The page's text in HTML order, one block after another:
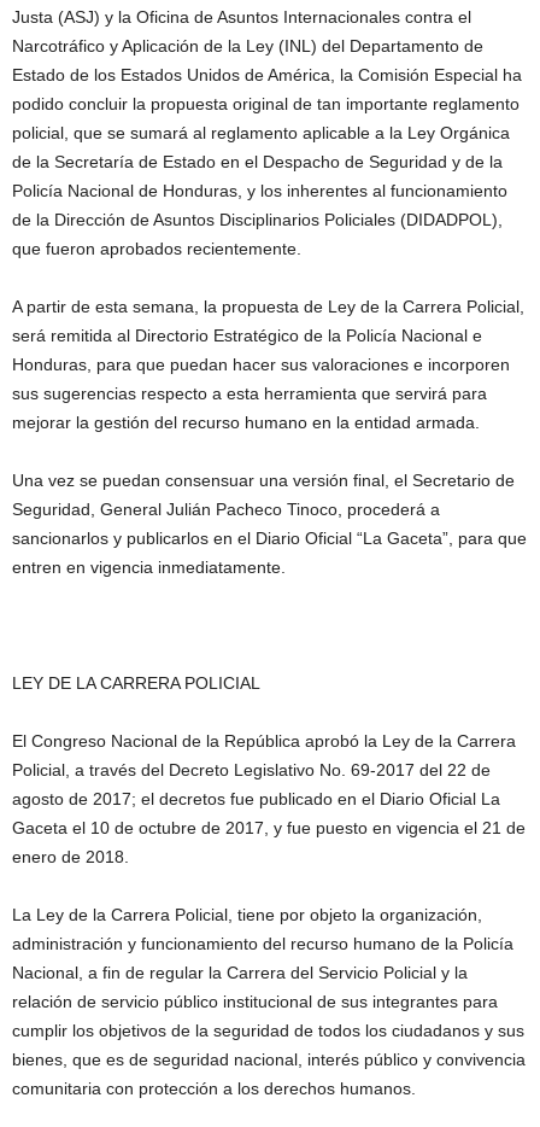
Justa (ASJ) y la Oficina de Asuntos Internacionales contra el
Narcotráfico y Aplicación de la Ley (INL) del Departamento de
Estado de los Estados Unidos de América, la Comisión Especial ha
podido concluir la propuesta original de tan importante reglamento
policial, que se sumará al reglamento aplicable a la Ley Orgánica
de la Secretaría de Estado en el Despacho de Seguridad y de la
Policía Nacional de Honduras, y los inherentes al funcionamiento
de la Dirección de Asuntos Disciplinarios Policiales (DIDADPOL),
que fueron aprobados recientemente.
A partir de esta semana, la propuesta de Ley de la Carrera Policial,
será remitida al Directorio Estratégico de la Policía Nacional e
Honduras, para que puedan hacer sus valoraciones e incorporen
sus sugerencias respecto a esta herramienta que servirá para
mejorar la gestión del recurso humano en la entidad armada.
Una vez se puedan consensuar una versión final, el Secretario de
Seguridad, General Julián Pacheco Tinoco, procederá a
sancionarlos y publicarlos en el Diario Oficial “La Gaceta”, para que
entren en vigencia inmediatamente.
LEY DE LA CARRERA POLICIAL
El Congreso Nacional de la República aprobó la Ley de la Carrera
Policial, a través del Decreto Legislativo No. 69-2017 del 22 de
agosto de 2017; el decretos fue publicado en el Diario Oficial La
Gaceta el 10 de octubre de 2017, y fue puesto en vigencia el 21 de
enero de 2018.
La Ley de la Carrera Policial, tiene por objeto la organización,
administración y funcionamiento del recurso humano de la Policía
Nacional, a fin de regular la Carrera del Servicio Policial y la
relación de servicio público institucional de sus integrantes para
cumplir los objetivos de la seguridad de todos los ciudadanos y sus
bienes, que es de seguridad nacional, interés público y convivencia
comunitaria con protección a los derechos humanos.